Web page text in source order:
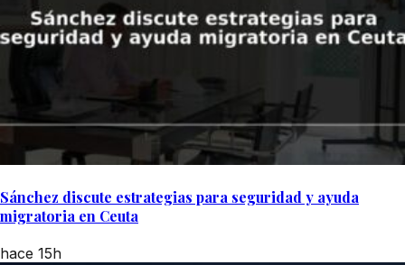
Sánchez discute estrategias para seguridad y ayuda
migratoria en Ceuta
hace 15h